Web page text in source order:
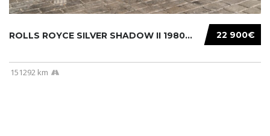
22 900€
ROLLS ROYCE SILVER SHADOW II 1980...
151292 km